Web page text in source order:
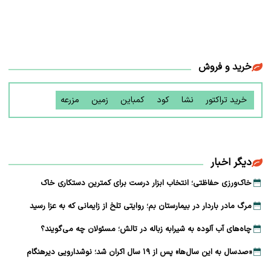
خرید و فروش
خرید تراکتور نشا کود کمباین زمین مزرعه
دیگر اخبار
خاک‌ورزی حفاظتی؛ انتخاب ابزار درست برای کمترین دستکاری خاک
مرگ مادر باردار در بیمارستان بم؛ روایتی تلخ از زایمانی که به عزا رسید
چاه‌های آب آلوده به شیرابه زباله در تالش؛ مسئولان چه می‌گویند؟
«صدسال به این سال‌ها» پس از ۱۹ سال اکران شد؛ نوشدارویی دیرهنگام